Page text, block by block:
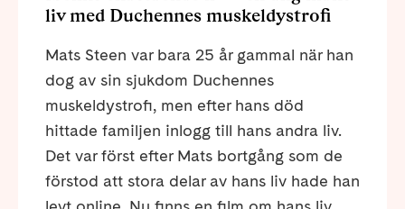
liv med Duchennes muskeldystrofi
Mats Steen var bara 25 år gammal när han
dog av sin sjukdom Duchennes
muskeldystrofi, men efter hans död
hittade familjen inlogg till hans andra liv.
Det var först efter Mats bortgång som de
förstod att stora delar av hans liv hade han